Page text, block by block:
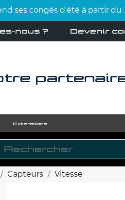
ses congés d'été à partir du
nous ? Devenir
Extensions
Capteurs Vitesse